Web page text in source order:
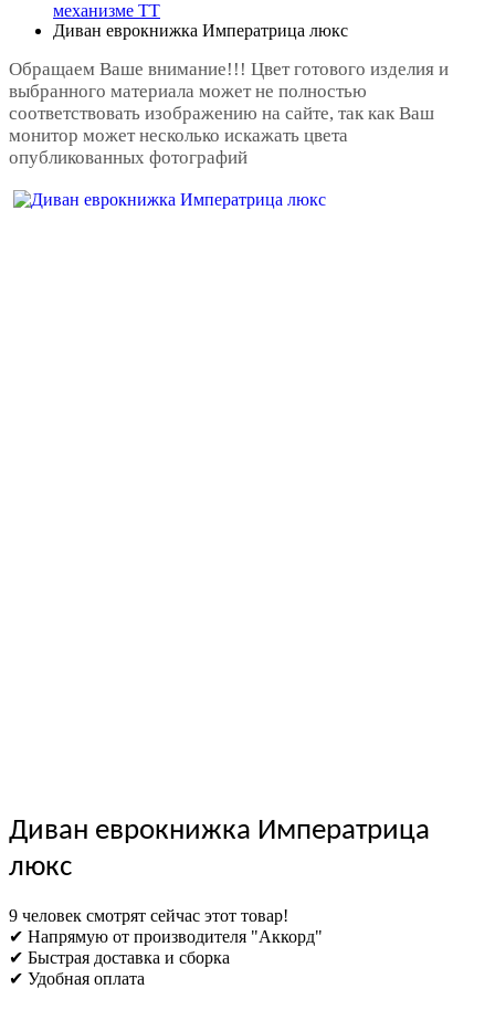
механизме ТТ
Диван еврокнижка Императрица люкс
Обращаем Ваше внимание!!! Цвет готового изделия и
выбранного материала может не полностью
соответствовать изображению на сайте, так как Ваш
монитор может несколько искажать цвета
опубликованных фотографий
Диван еврокнижка Императрица
люкс
9 человек смотрят сейчас этот товар!
✔ Напрямую от производителя "Аккорд"
✔ Быстрая доставка и сборка
✔ Удобная оплата